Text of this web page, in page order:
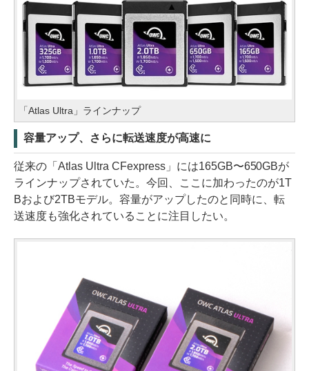
「Atlas Ultra」ラインナップ
容量アップ、さらに転送速度が高速に
従来の「Atlas Ultra CFexpress」には165GB〜650GBが
ラインナップされていた。今回、ここに加わったのが1T
Bおよび2TBモデル。容量がアップしたのと同時に、転
送速度も強化されていることに注目したい。